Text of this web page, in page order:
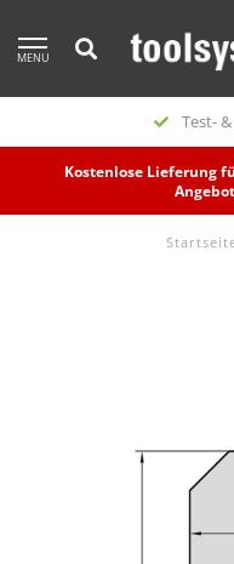
MENU
Test-
Kostenlose Lieferung